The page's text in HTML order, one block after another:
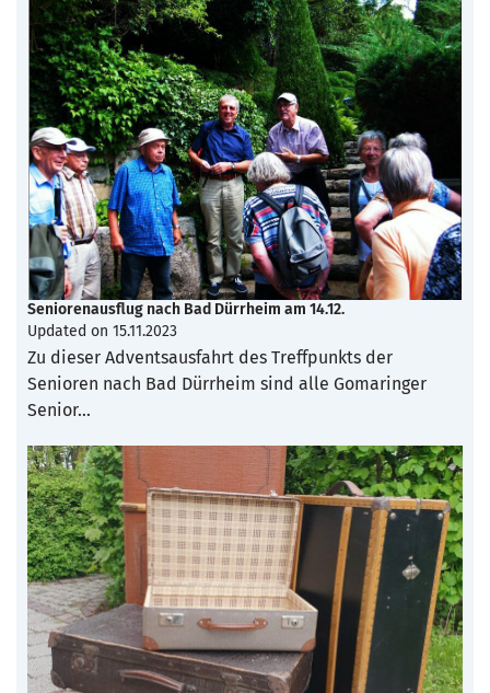
Seniorenausflug nach Bad Dürrheim am 14.12.
Updated on 15.11.2023
Zu dieser Adventsausfahrt des Treffpunkts der
Senioren nach Bad Dürrheim sind alle Gomaringer
Senior…